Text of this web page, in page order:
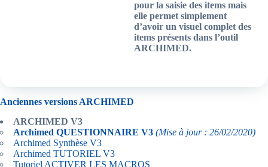
pour la saisie des items mais
elle permet simplement
d’avoir un visuel complet des
items présents dans l’outil
ARCHIMED.
Anciennes versions ARCHIMED
ARCHIMED V3
Archimed QUESTIONNAIRE V3 (Mise à jour : 26/02/2020)
Archimed Synthèse V3
Archimed TUTORIEL V3
Tutoriel ACTIVER LES MACROS